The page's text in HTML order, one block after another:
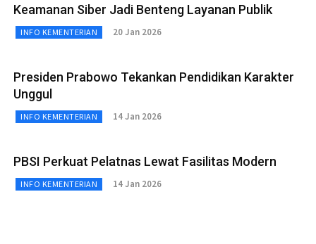
Keamanan Siber Jadi Benteng Layanan Publik
INFO KEMENTERIAN 20 Jan 2026
Presiden Prabowo Tekankan Pendidikan Karakter
Unggul
INFO KEMENTERIAN 14 Jan 2026
PBSI Perkuat Pelatnas Lewat Fasilitas Modern
INFO KEMENTERIAN 14 Jan 2026